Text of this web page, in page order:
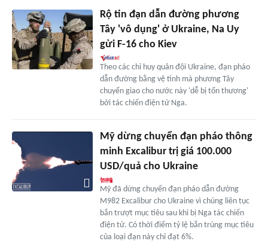
Rộ tin đạn dẫn đường phương
Tây 'vô dụng' ở Ukraine, Na Uy
gửi F-16 cho Kiev
Theo các chỉ huy quân đội Ukraine, đạn pháo
dẫn đường bằng vệ tinh mà phương Tây
chuyển giao cho nước này 'dễ bị tổn thương'
bởi tác chiến điện tử Nga.
Mỹ dừng chuyển đạn pháo thông
minh Excalibur trị giá 100.000
USD/quả cho Ukraine
Mỹ đã dừng chuyển đạn pháo dẫn đường
M982 Excalibur cho Ukraine vì chúng liên tục
bắn trượt mục tiêu sau khi bị Nga tác chiến
điện tử. Có thời điểm tỷ lệ bắn trúng mục tiêu
của loại đạn này chỉ đạt 6%.